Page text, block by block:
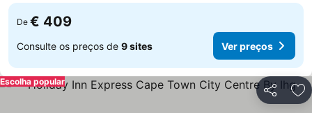
De € 409
Consulte os preços de 9 sites Ver preços
Partilhar
Escolha popular